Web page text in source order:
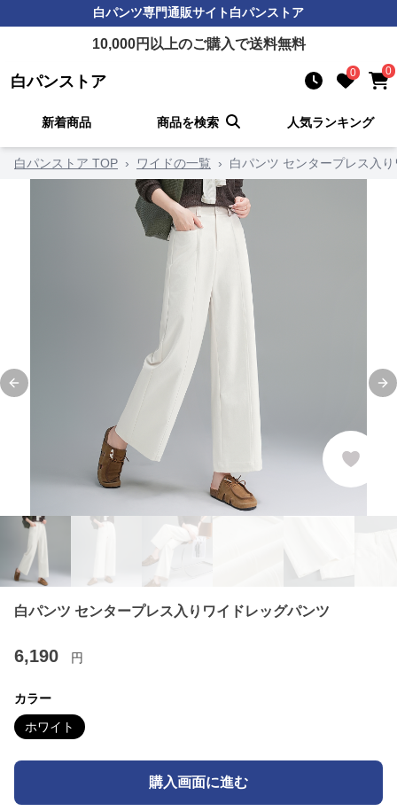
白パンツ専門通販サイト白パンストア
10,000円以上のご購入で送料無料
白パンストア 0 0
新着商品 商品を検索 人気ランキング
白パンストア TOP › ワイドの一覧 › 白パンツ センタープレス入
Previous slide
白パンツ センタープレス入りワイドレッグパンツ
6,190 円
カラー
ホワイト
購入画面に進む